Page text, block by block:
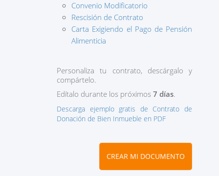
Convenio Modificatorio
Rescisión de Contrato
Carta Exigiendo el Pago de Pensión
Alimenticia
Personaliza tu contrato, descárgalo y
compártelo.
Edítalo durante los próximos7 días.
Descarga ejemplo gratis de Contrato de
Donación de Bien Inmueble en PDF
CREAR MI DOCUMENTO